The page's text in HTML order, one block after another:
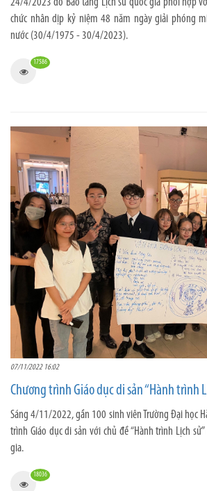
24/4/2023 do Bảo tàng Lịch sử quốc gia phối hợp
chức nhân dịp kỷ niệm 48 năm ngày giải phóng
nước (30/4/1975 - 30/4/2023).
17586
07/11/2022 16:02
Chương trình Giáo dục di sản “Hành trình
Sáng 4/11/2022, gần 100 sinh viên Trường Đại học
trình Giáo dục di sản với chủ đề “Hành trình Lịch
gia.
18036